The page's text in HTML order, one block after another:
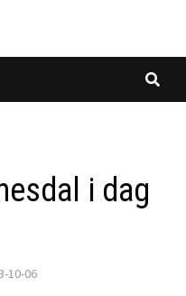
i dag
10-06